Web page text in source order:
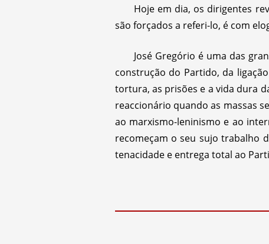
Hoje em dia, os dirigentes
são forçados a referi-lo, é com
José Gregório é uma das
construção do Partido, da
tortura, as prisões e a vida dura
reaccionário quando as massas
ao marxismo-leninismo e ao
recomeçam o seu sujo trabalho
tenacidade e entrega total ao